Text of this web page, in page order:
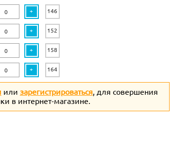
+
+
+
+
146
152
158
164
или зарегистрироваться, для совершения
в интернет-магазине.